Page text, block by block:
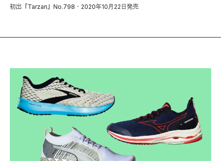
初出『Tarzan』No.798・2020年10月22日発売